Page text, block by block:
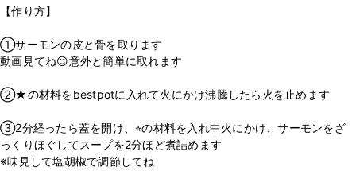
【作り方】
①サーモンの皮と骨を取ります
動画見てね😉意外と簡単に取れます
②★の材料をbestpotに入れて火にかけ沸騰したら火を止めます
③2分経ったら蓋を開け、⭐︎の材料を入れ中火にかけ、サーモンをざ
っくりほぐしてスープを2分ほど煮詰めます
※味見して塩胡椒で調節してね